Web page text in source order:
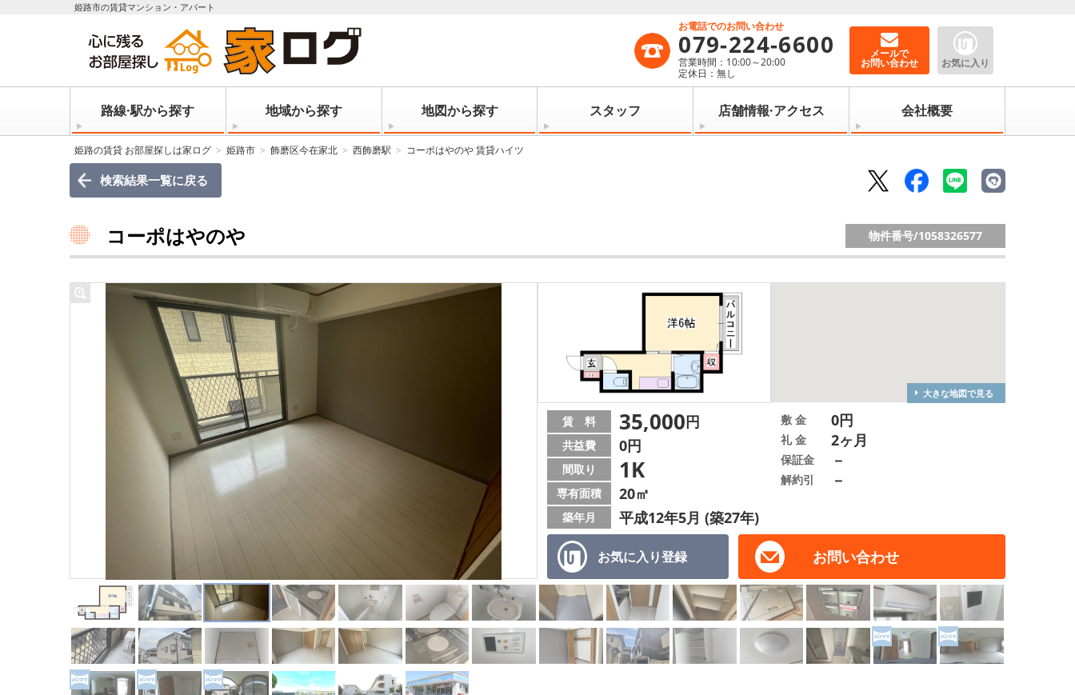
姫路市の賃貸マンション・アパート
お電話でのお問い合わせ
079-224-6600
営業時間：10:00～20:00
定休日：無し
メールで
お問い合わせ お気に入り
路線·駅から探す 地域から探す 地図から探す スタッフ 店舗情報·アクセス 会社概要
姫路の賃貸 お部屋探しは家ログ 姫路市 飾磨区今在家北 西飾磨駅 コーポはやのや 賃貸ハイツ
検索結果一覧に戻る
コーポはやのや 物件番号/1058326577
大きな地図で見る
お気に入り登録 お問い合わせ
賃 料 35,000円
共益費 0円
間取り 1K
専有面積 20㎡
築年月 平成12年5月 (築27年)
敷 金 0円
礼 金 2ヶ月
保証金 －
解約引 －